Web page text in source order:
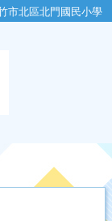
市北區北門國民小學